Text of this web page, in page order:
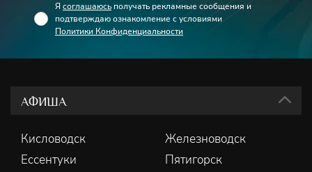
Я соглашаюсь получать рекламные сообщения и
подтверждаю ознакомление с условиями
Политики Конфиденциальности
АФИША
Кисловодск
Железноводск
Ессентуки
Пятигорск